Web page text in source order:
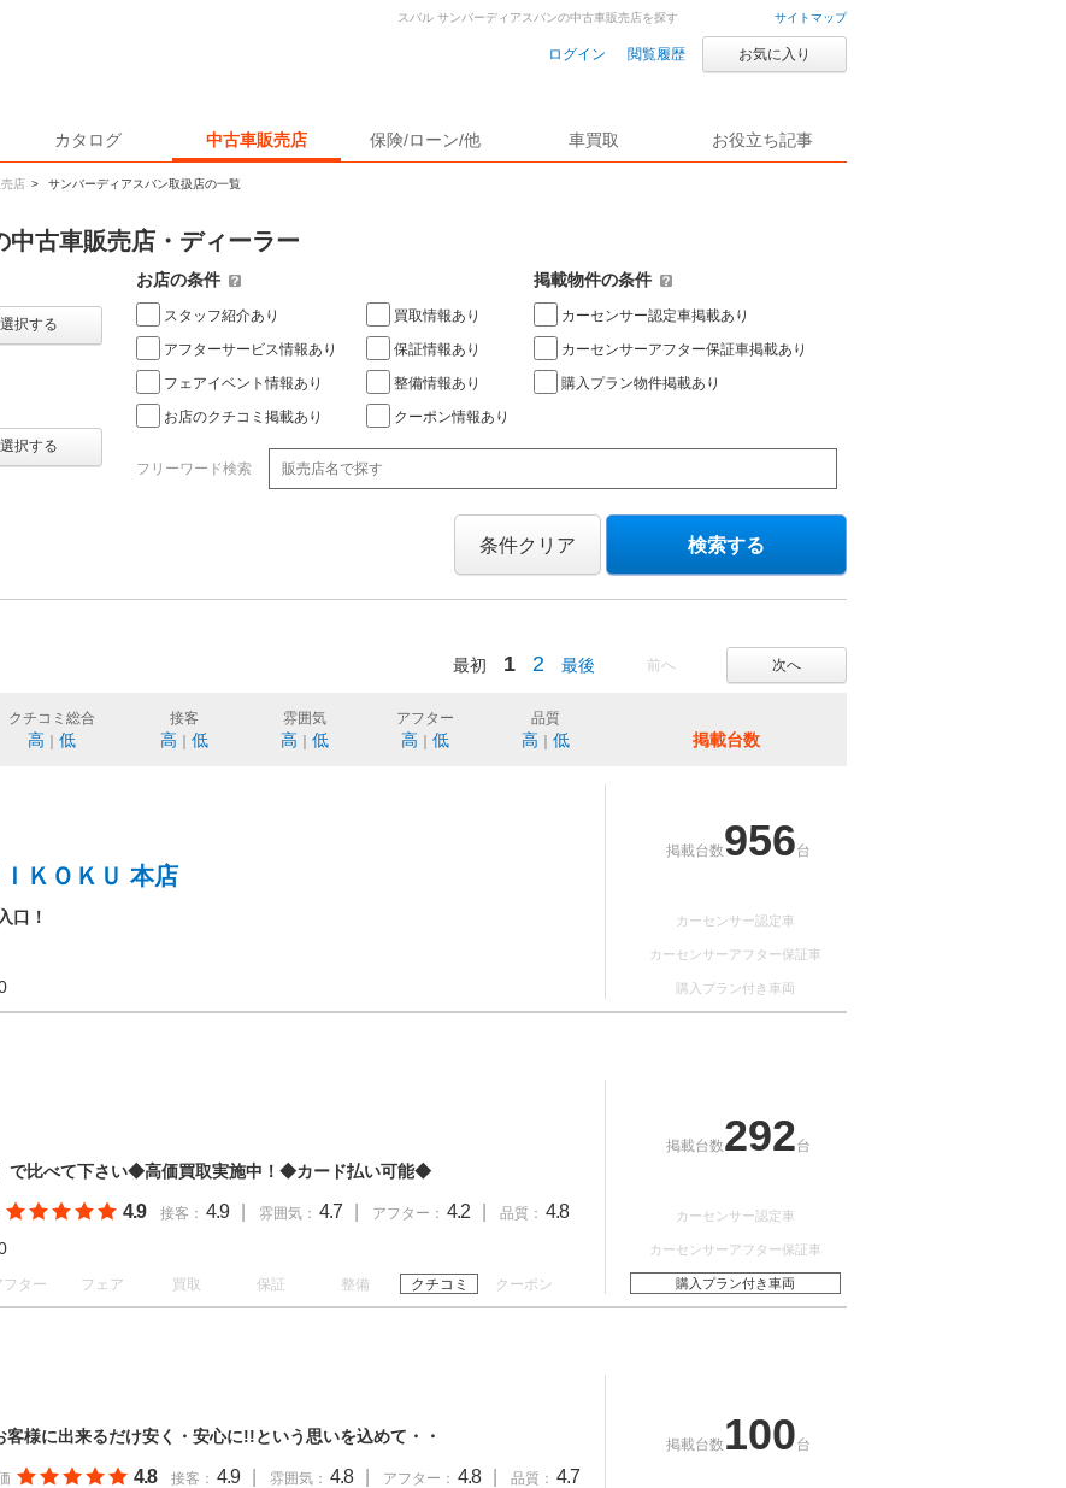
サイトマップ
ログイン 閲覧履歴 お気に入り
カタログ 中古車販売店 保険/ローン/他 車買取 お役立ち記事
店 > サンバーディアスバン取扱店の一覧
スバル サンバーディアスバンの中古車販売店を探す
古車販売店・ディーラー
選択する
選択する
お店の条件
スタッフ紹介あり
アフターサービス情報あり
フェアイベント情報あり
お店のクチコミ掲載あり
買取情報あり
保証情報あり
整備情報あり
クーポン情報あり
掲載物件の条件
カーセンサー認定車掲載あり
カーセンサーアフター保証車掲載あり
購入プラン物件掲載あり
フリーワード検索
条件クリア 検索する
前へ 次へ
最初 1 2 最後
クチコミ総合
高 低
接客
高 低
雰囲気
高 低
アフター
高 低
品質
高 低 掲載台数
ＫＯＫＵ 本店
口！
掲載台数956台
カーセンサー認定車
カーセンサーアフター保証車
購入プラン付き車両
で比べて下さい◆高価買取実施中！◆カード払い可能◆
4.9 接客： 4.9 雰囲気： 4.7 アフター： 4.2 品質： 4.8
フター フェア 買取 保証 整備 クチコミ クーポン
掲載台数292台
カーセンサー認定車
カーセンサーアフター保証車
購入プラン付き車両
様に出来るだけ安く・安心に!!という思いを込めて・・
4.8 接客： 4.9 雰囲気： 4.8 アフター： 4.8 品質： 4.7
掲載台数 100台